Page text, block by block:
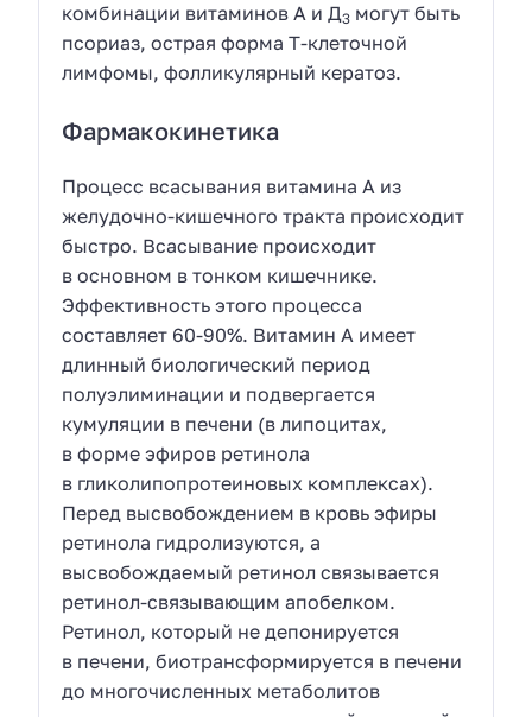
комбинации витаминов А и Д3 могут быть
псориаз, острая форма Т-клеточной
лимфомы, фолликулярный кератоз.
Фармакокинетика
Процесс всасывания витамина А из
желудочно-кишечного тракта происходит
быстро. Всасывание происходит
в основном в тонком кишечнике.
Эффективность этого процесса
составляет 60-90%. Витамин A имеет
длинный биологический период
полуэлиминации и подвергается
кумуляции в печени (в липоцитах,
в форме эфиров ретинола
в гликолипопротеиновых комплексах).
Перед высвобождением в кровь эфиры
ретинола гидролизуются, а
высвобождаемый ретинол связывается
ретинол-связывающим апобелком.
Ретинол, который не депонируется
в печени, биотрансформируется в печени
дo многочисленных метаболитов